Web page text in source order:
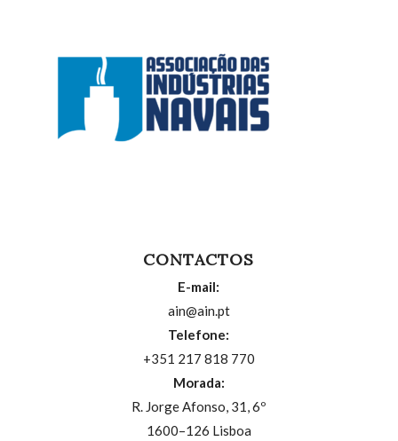
CONTACTOS
E-mail:
ain@ain.pt
Telefone:
+351 217 818 770
Morada:
R. Jorge Afonso, 31, 6º
1600–126 Lisboa